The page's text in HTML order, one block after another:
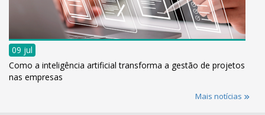
09 jul
Como a inteligência artificial transforma a gestão de projetos
nas empresas
Mais notícias